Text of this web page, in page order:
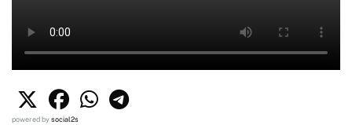
powered bysocial2s